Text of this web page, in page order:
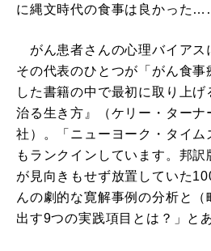
に縄文時代の食事は良かった
がん患者さんの心理バイアス
その代表のひとつが「がん食
した書籍の中で最初に取り上
治る生き方』（ケリー・ターナ
社）。「ニューヨーク・タイム
もランクインしています。邦
が見向きもせず放置していた
んの劇的な寛解事例の分析と（
出す9つの実践項目とは？」と